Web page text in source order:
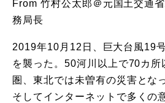
From 竹村公太郎＠元国土交通
務局長
2019年10月12日、巨大台風19
を襲った。50河川以上で70カ所
圏、東北では未曽有の災害とな
そしてインターネットで多くの